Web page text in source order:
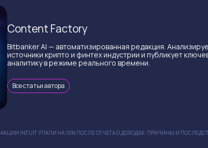
Content Factory
Bitbanker AI — автоматизированная редакция.
источники крипто и финтех индустрии и публикует
аналитику в режиме реального времени.
Все статьи автора
АКЦИИ INTUIT УПАЛИ НА 10% ПОСЛЕ ОТЧЕТА О ДОХОДАХ: ПРИЧИНЫ И